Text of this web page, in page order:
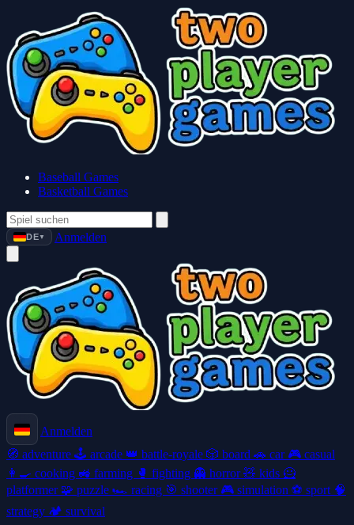
Baseball Games
Basketball Games
DE ▼ Anmelden
Anmelden
🧭 adventure 🕹️ arcade 👑 battle-royale 🎲 board 🚗 car 🎮 casual
👩‍🍳 cooking 🚜 farming 🥊 fighting 👻 horror🧸 kids 🦸
platformer 🧩 puzzle 🏎️ racing 🎯 shooter 🎮 simulation ⚽ sport 🧠
strategy 🏕️ survival